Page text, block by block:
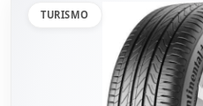
TURISMO